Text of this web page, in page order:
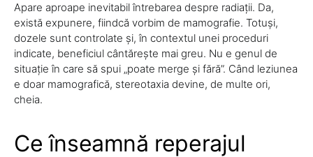
Apare aproape inevitabil întrebarea despre radiații. Da,
există expunere, fiindcă vorbim de mamografie. Totuși,
dozele sunt controlate și, în contextul unei proceduri
indicate, beneficiul cântărește mai greu. Nu e genul de
situație în care să spui „poate merge și fără”. Când leziunea
e doar mamografică, stereotaxia devine, de multe ori,
cheia.
Ce înseamnă reperajul